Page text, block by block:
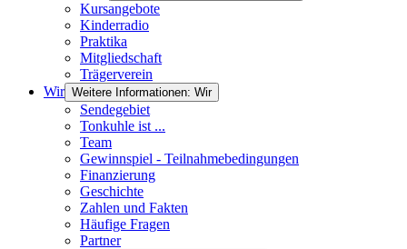
Kursangebote
Kinderradio
Praktika
Mitgliedschaft
Trägerverein
Wir Weitere Informationen: Wir
Sendegebiet
Tonkuhle ist ...
Team
Gewinnspiel - Teilnahmebedingungen
Finanzierung
Geschichte
Zahlen und Fakten
Häufige Fragen
Partner